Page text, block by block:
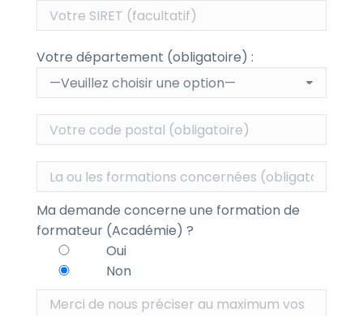
Votre département (obligatoire) :
Ma demande concerne une formation de
formateur (Académie) ?
Oui
Non